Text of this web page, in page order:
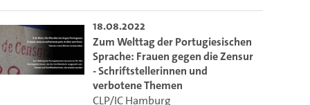
18.08.2022
Zum Welttag der Portugiesischen
Sprache: Frauen gegen die Zensur
- Schriftstellerinnen und
verbotene Themen
CLP/IC Hamburg